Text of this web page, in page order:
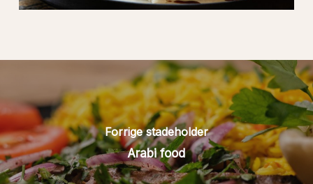
Forrige stadeholder
Arabi food